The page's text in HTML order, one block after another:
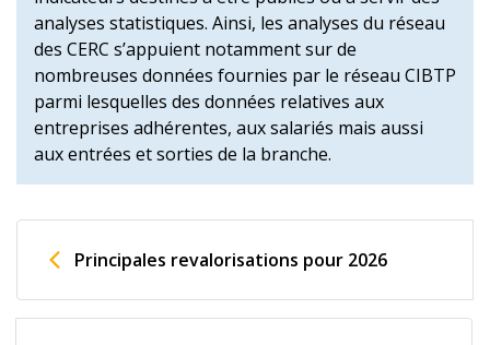
analyses statistiques. Ainsi, les analyses du réseau
des CERC s’appuient notamment sur de
nombreuses données fournies par le réseau CIBTP
parmi lesquelles des données relatives aux
entreprises adhérentes, aux salariés mais aussi
aux entrées et sorties de la branche.
Principales revalorisations pour 2026